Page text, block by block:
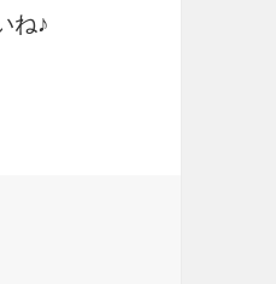
ね♪